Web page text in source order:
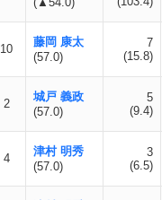
10
藤岡 康太
(57.0)
7
(15.8)
2
城戸 義政
(57.0)
5
(9.4)
4
津村 明秀
(57.0)
3
(6.5)